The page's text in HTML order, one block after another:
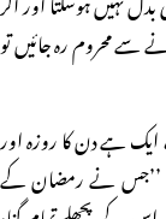
سے محروم رہ جائیں تو
ہے دن کا روزہ اور
’’جس نے رمضان کے